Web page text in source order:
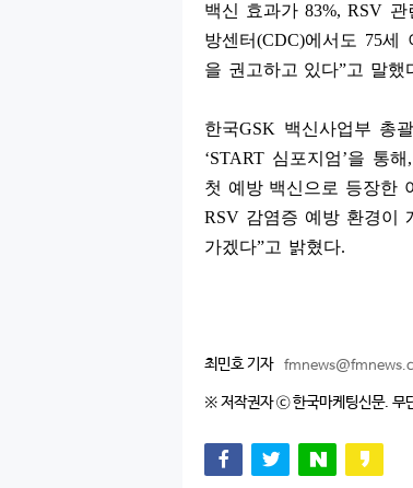
백신 효과가83%, RSV 관
방센터(CDC)에서도 75세
을 권고하고 있다”고 말했
한국GSK 백신사업부 총
‘START 심포지엄’을 통해 ,
첫 예방 백신으로 등장한
RSV 감염증 예방 환경이
가겠다”고 밝혔다.
최민호 기자
※ 저작권자 ⓒ 한국마케팅신문. 무